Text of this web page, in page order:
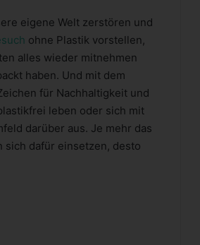
eigene Welt zerstören und
ohne Plastik vorstellen,
alles wieder mitnehmen
haben. Und mit dem
für Nachhaltigkeit und
leben oder sich mit
darüber aus. Je mehr das
dafür einsetzen, desto